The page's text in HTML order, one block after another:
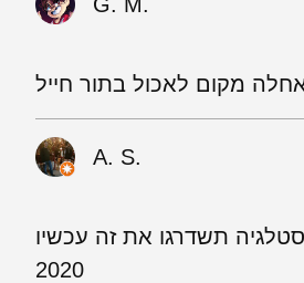
מקום לאכול בתור חייל
A. S.
תשדרגו את זה עכשיו
2020